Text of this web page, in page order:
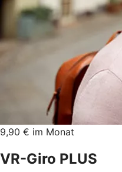
9,90 € im Monat
VR-Giro PLUS